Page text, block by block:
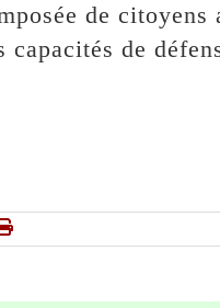
de citoyens
de